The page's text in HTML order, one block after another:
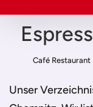
Café Restaurant
Unser